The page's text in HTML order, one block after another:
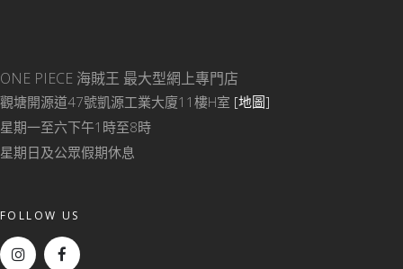
ONE PIECE 海賊王 最大型網上專門店
觀塘開源道47號凱源工業大廈11樓H室 [地圖]
星期一至六下午1時至8時
星期日及公眾假期休息
FOLLOW US